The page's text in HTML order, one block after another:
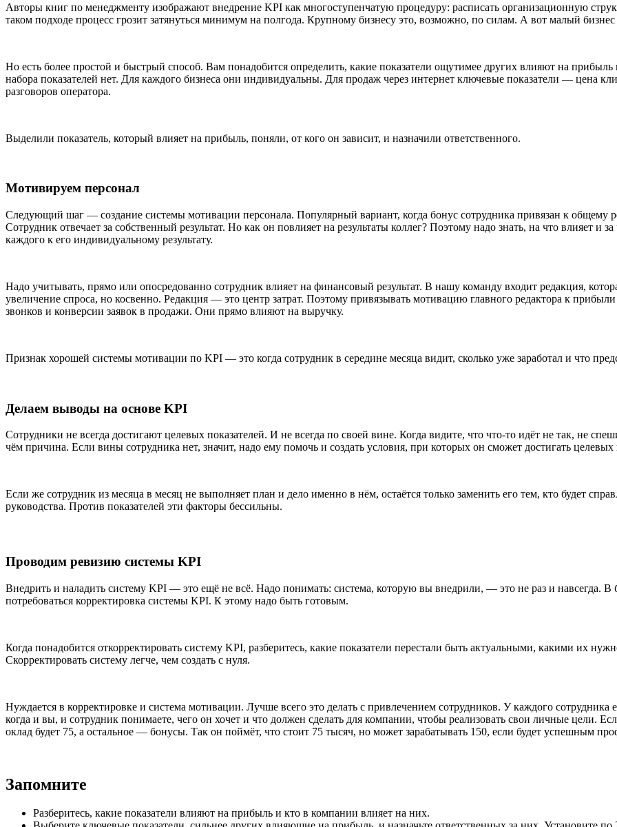
Авторы книг по менеджменту изображают внедрение KPI как многоступенчатую процедуру: расписать организационную
таком подходе процесс грозит затянуться минимум на полгода. Крупному бизнесу это, возможно, по силам. А вот малый бизнес
Но есть более простой и быстрый способ. Вам понадобится определить, какие показатели ощутимее других влияют на
набора показателей нет. Для каждого бизнеса они индивидуальны. Для продаж через интернет ключевые показатели — цена
разговоров оператора.
Выделили показатель, который влияет на прибыль, поняли, от кого он зависит, и назначили ответственного.
Мотивируем персонал
Следующий шаг — создание системы мотивации персонала. Популярный вариант, когда бонус сотрудника привязан к общему
Сотрудник отвечает за собственный результат. Но как он повлияет на результаты коллег? Поэтому надо знать, на что влияет
каждого к его индивидуальному результату.
Надо учитывать, прямо или опосредованно сотрудник влияет на финансовый результат. В нашу команду входит редакция,
увеличение спроса, но косвенно. Редакция — это центр затрат. Поэтому привязывать мотивацию главного редактора к
звонков и конверсии заявок в продажи. Они прямо влияют на выручку.
Признак хорошей системы мотивации по KPI — это когда сотрудник в середине месяца видит, сколько уже заработал и что
Делаем выводы на основе KPI
Сотрудники не всегда достигают целевых показателей. И не всегда по своей вине. Когда видите, что что-то идёт не так, не
чём причина. Если вины сотрудника нет, значит, надо ему помочь и создать условия, при которых он сможет достигать целевых
Если же сотрудник из месяца в месяц не выполняет план и дело именно в нём, остаётся только заменить его тем, кто будет
руководства. Против показателей эти факторы бессильны.
Проводим ревизию системы KPI
Внедрить и наладить систему KPI — это ещё не всё. Надо понимать: система, которую вы внедрили, — это не раз и навсегда.
потребоваться корректировка системы KPI. К этому надо быть готовым.
Когда понадобится откорректировать систему KPI, разберитесь, какие показатели перестали быть актуальными, какими их
Скорректировать систему легче, чем создать с нуля.
Нуждается в корректировке и система мотивации. Лучше всего это делать с привлечением сотрудников. У каждого
когда и вы, и сотрудник понимаете, чего он хочет и что должен сделать для компании, чтобы реализовать свои личные цели.
оклад будет 75, а остальное — бонусы. Так он поймёт, что стоит 75 тысяч, но может зарабатывать 150, если будет успешным
Запомните
Разберитесь, какие показатели влияют на прибыль и кто в компании влияет на них.